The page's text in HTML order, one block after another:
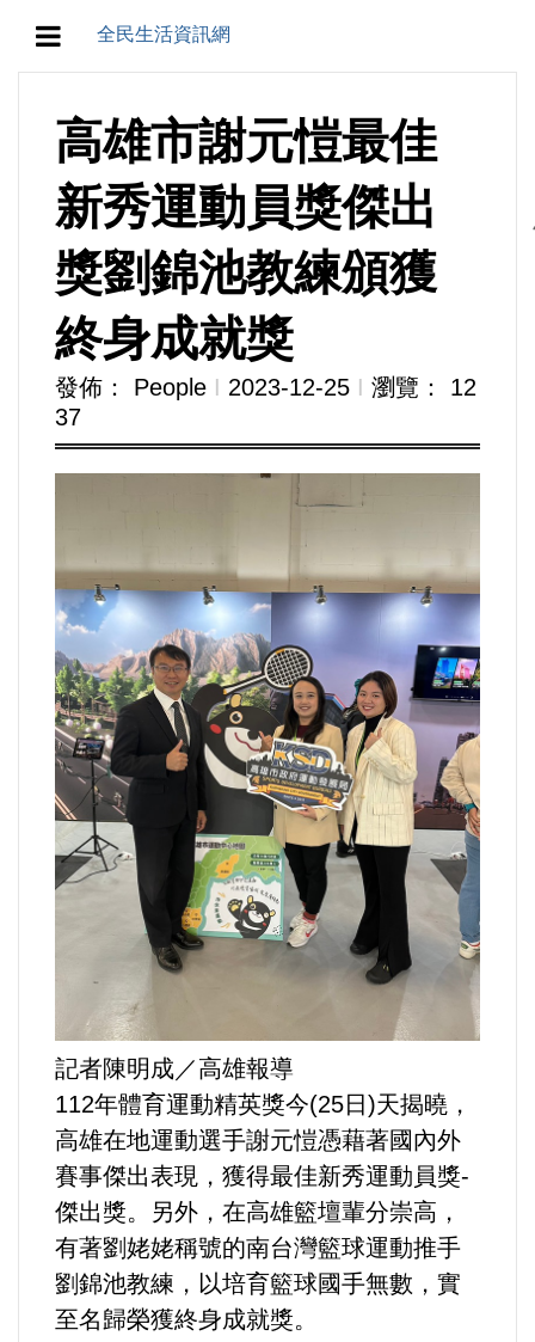
全民生活資訊網
教育/五育/五創
人生/生存/生活
產業/經濟
政治/政黨
農業/技術/肥飼料/農藥/產銷
兩岸/大陸
寵物/動保
婦女/孩童
命理/信仰/宗教/宮廟/教會
演講/發表會/論壇/研討會
內政/社會/福利/弱勢/慈善
國際/全球
環境/資源/能源
交通運輸
高雄市謝元愷最佳
新秀運動員獎傑出
獎劉錦池教練頒獲
終身成就獎
發佈： People Ι 2023-12-25 Ι 瀏覽： 12
37
記者陳明成／高雄報導
112年體育運動精英獎今(25日)天揭曉，
高雄在地運動選手謝元愷憑藉著國內外
賽事傑出表現，獲得最佳新秀運動員獎-
傑出獎。另外，在高雄籃壇輩分崇高，
有著劉姥姥稱號的南台灣籃球運動推手
劉錦池教練，以培育籃球國手無數，實
至名歸榮獲終身成就獎。